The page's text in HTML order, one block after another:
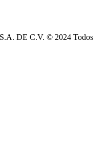
DE C.V. © 2024 Todos